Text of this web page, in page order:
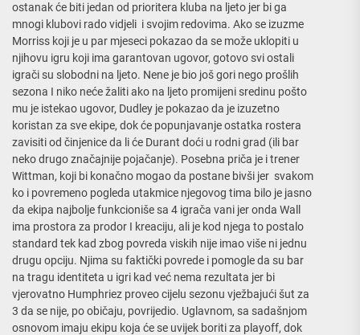
ostanak će biti jedan od prioritera kluba na ljeto jer bi ga
mnogi klubovi rado vidjeli i svojim redovima. Ako se izuzme
Morriss koji je u par mjeseci pokazao da se može uklopiti u
njihovu igru koji ima garantovan ugovor, gotovo svi ostali
igrači su slobodni na ljeto. Nene je bio još gori nego prošlih
sezona I niko neće žaliti ako na ljeto promijeni sredinu pošto
mu je istekao ugovor, Dudley je pokazao da je izuzetno
koristan za sve ekipe, dok će popunjavanje ostatka rostera
zavisiti od činjenice da li će Durant doći u rodni grad (ili bar
neko drugo značajnije pojačanje). Posebna priča je i trener
Wittman, koji bi konačno mogao da postane bivši jer svakom
ko i povremeno pogleda utakmice njegovog tima bilo je jasno
da ekipa najbolje funkcioniše sa 4 igrača vani jer onda Wall
ima prostora za prodor I kreaciju, ali je kod njega to postalo
standard tek kad zbog povreda viskih nije imao više ni jednu
drugu opciju. Njima su faktički povrede i pomogle da su bar
na tragu identiteta u igri kad već nema rezultata jer bi
vjerovatno Humphriez proveo cijelu sezonu vježbajući šut za
3 da se nije, po običaju, povrijedio. Uglavnom, sa sadašnjom
osnovom imaju ekipu koja će se uvijek boriti za playoff, dok